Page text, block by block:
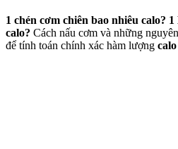
1 chén cơm chiên bao nhiêu calo? 1
calo? Cách nấu cơm và những
để tính toán chính xác hàm lượng